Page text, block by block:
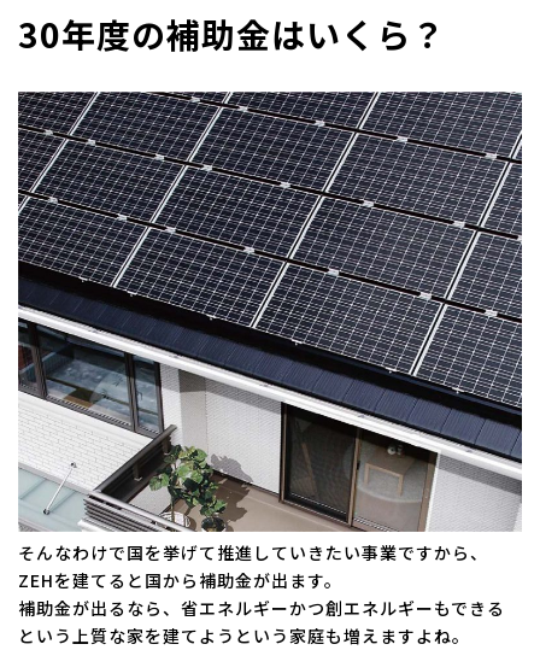
30年度の補助金はいくら？
そんなわけで国を挙げて推進していきたい事業ですから、
ZEHを建てると国から補助金が出ます。
補助金が出るなら、省エネルギーかつ創エネルギーもできる
という上質な家を建てようという家庭も増えますよね。